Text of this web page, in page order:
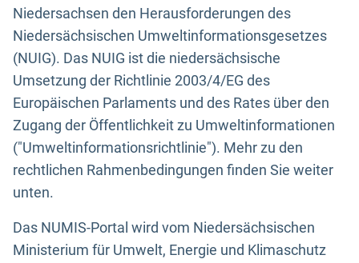
Niedersachsen den Herausforderungen des
Niedersächsischen Umweltinformationsgesetzes
(NUIG). Das NUIG ist die niedersächsische
Umsetzung der Richtlinie 2003/4/EG des
Europäischen Parlaments und des Rates über den
Zugang der Öffentlichkeit zu Umweltinformationen
("Umweltinformationsrichtlinie"). Mehr zu den
rechtlichen Rahmenbedingungen finden Sie weiter
unten.
Das NUMIS-Portal wird vom Niedersächsischen
Ministerium für Umwelt, Energie und Klimaschutz